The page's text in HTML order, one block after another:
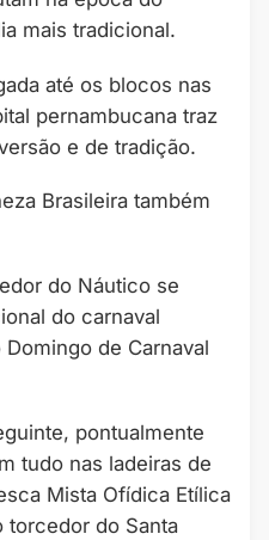
mais tradicional.
até os blocos nas
pernambucana traz
e de tradição.
Brasileira também
do Náutico se
do carnaval
de Carnaval
pontualmente
tudo nas ladeiras de
Mista Ofídica Etílica
torcedor do Santa